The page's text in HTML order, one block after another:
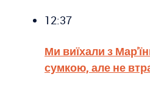
12:37
Ми виїхали з
сумкою, але не